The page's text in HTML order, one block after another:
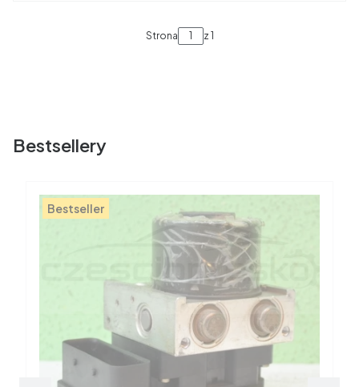
Strona z 1
Bestsellery
Bestseller